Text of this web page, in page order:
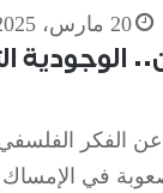
20 مارس، 2025
الوجودية
الفكر
في الإمساك